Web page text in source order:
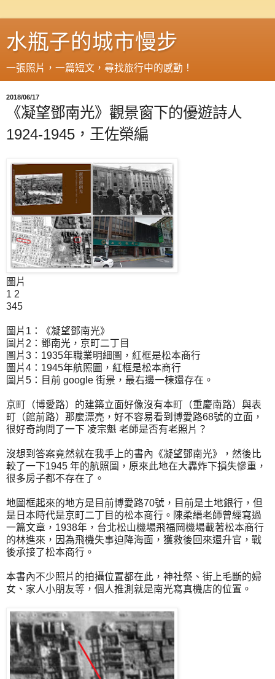
水瓶子的城市慢步
一張照片，一篇短文，尋找旅行中的感動！
2018/06/17
《凝望鄧南光》觀景窗下的優遊詩人
1924-1945，王佐榮編
圖片
1 2
345
圖片1：《凝望鄧南光》
圖片2：鄧南光，京町二丁目
圖片3：1935年職業明細圖，紅框是松本商行
圖片4：1945年航照圖，紅框是松本商行
圖片5：目前 google 街景，最右邊一棟還存在。
京町（博愛路）的建築立面好像沒有本町（重慶南路）與表
町（館前路）那麼漂亮，好不容易看到博愛路68號的立面，
很好奇詢問了一下 凌宗魁 老師是否有老照片？
沒想到答案竟然就在我手上的書內《凝望鄧南光》，然後比
較了一下1945 年的航照圖，原來此地在大轟炸下損失慘重，
很多房子都不存在了。
地圖框起來的地方是目前博愛路70號，目前是土地銀行，但
是日本時代是京町二丁目的松本商行。陳柔縉老師曾經寫過
一篇文章，1938年，台北松山機場飛福岡機場載著松本商行
的林進來，因為飛機失事迫降海面，獲救後回來還升官，戰
後承接了松本商行。
本書內不少照片的拍攝位置都在此，神社祭、街上毛斷的婦
女、家人小朋友等，個人推測就是南光寫真機店的位置。